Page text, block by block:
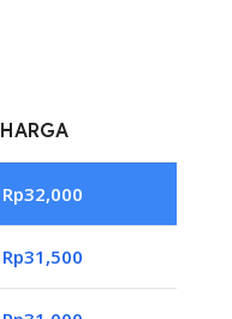
HARGA
Rp32,000
Rp31,500